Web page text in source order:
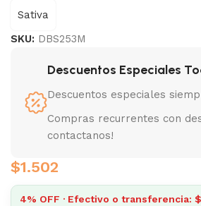
Sativa
SKU: DBS253M
Descuentos Especiales
Descuentos especiales
Compras recurrentes con
contactanos!
$1.502
4% OFF · Efectivo o transferencia: